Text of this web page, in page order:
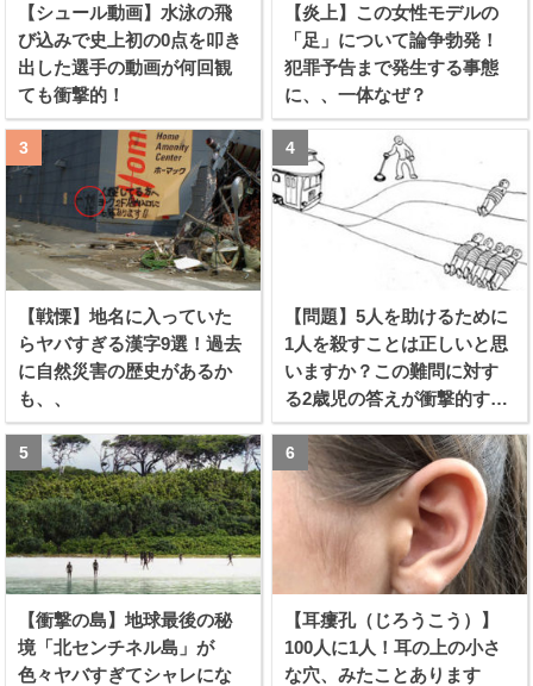
【シュール動画】水泳の飛
び込みで史上初の0点を叩き
出した選手の動画が何回観
ても衝撃的！
【炎上】この女性モデルの
「足」について論争勃発！
犯罪予告まで発生する事態
に、、一体なぜ？
【戦慄】地名に入っていた
らヤバすぎる漢字9選！過去
に自然災害の歴史があるか
も、、
【問題】5人を助けるために
1人を殺すことは正しいと思
いますか？この難問に対す
る2歳児の答えが衝撃的すぎ
る！！
【衝撃の島】地球最後の秘
境「北センチネル島」が
色々ヤバすぎてシャレにな
【耳瘻孔（じろうこう）】
100人に1人！耳の上の小さ
な穴、みたことあります